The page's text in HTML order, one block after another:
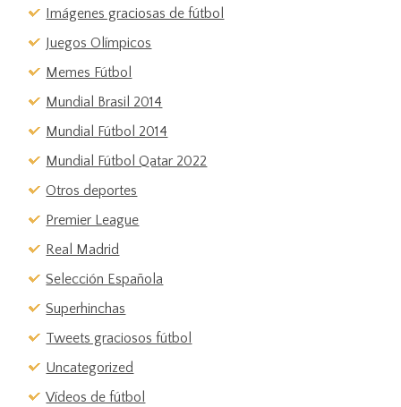
Imágenes graciosas de fútbol
Juegos Olímpicos
Memes Fútbol
Mundial Brasil 2014
Mundial Fútbol 2014
Mundial Fútbol Qatar 2022
Otros deportes
Premier League
Real Madrid
Selección Española
Superhinchas
Tweets graciosos fútbol
Uncategorized
Vídeos de fútbol